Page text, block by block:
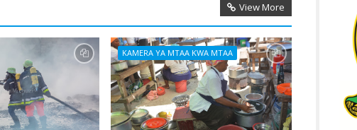
View More
KAMERA YA MTAA KWA MTAA